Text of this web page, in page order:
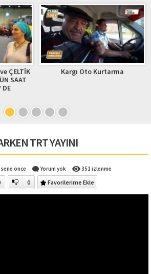
ÇELTİK
SAAT
DE
Kargı Oto Kurtarma
TRT YAYINI
sene önce Yorum yok 351 izlenme
0 Favorilerime Ekle